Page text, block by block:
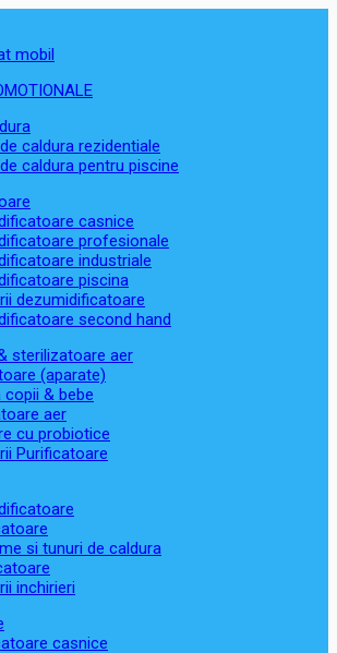
mobil
caldura rezidentiale
caldura pentru piscine
casnice
profesionale
industriale
piscina
dezumidificatoare
second hand
sterilizatoare aer
(aparate)
copii & bebe
aer
cu probiotice
Purificatoare
si tunuri de caldura
inchirieri
casnice